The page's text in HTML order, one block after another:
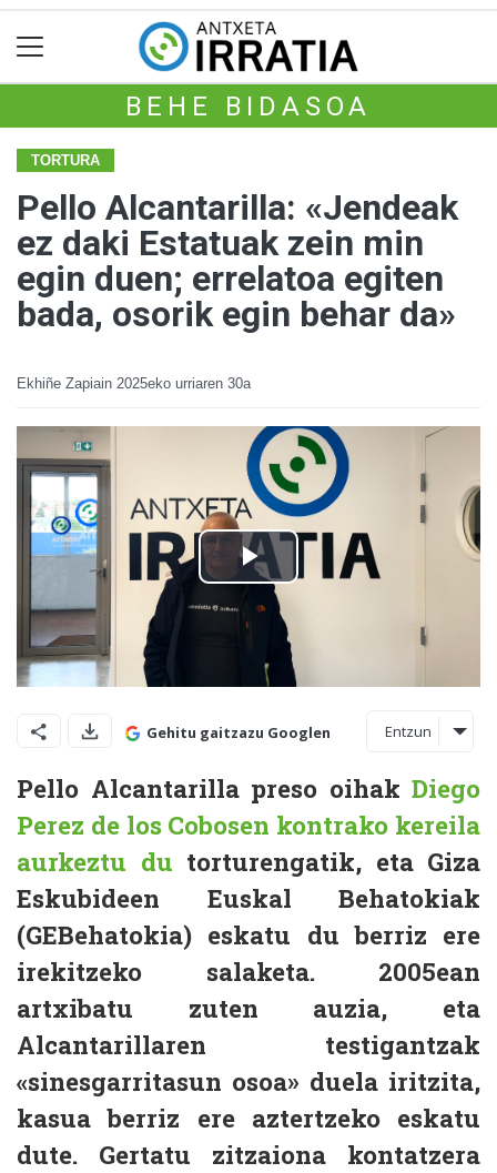
BEHE BIDASOA
TORTURA
Pello Alcantarilla: «Jendeak
ez daki Estatuak zein min
egin duen; errelatoa egiten
bada, osorik egin behar da»
Ekhiñe Zapiain 2025eko urriaren 30a
Gehitu gaitzazu Googlen Entzun
Pello Alcantarilla preso oihak Diego
Perez de los Cobosen kontrako kereila
aurkeztu du torturengatik, eta Giza
Eskubideen Euskal Behatokiak
(GEBehatokia) eskatu du berriz ere
irekitzeko salaketa. 2005ean
artxibatu zuten auzia, eta
Alcantarillaren testigantzak
«sinesgarritasun osoa» duela iritzita,
kasua berriz ere aztertzeko eskatu
dute. Gertatu zitzaiona kontatzera